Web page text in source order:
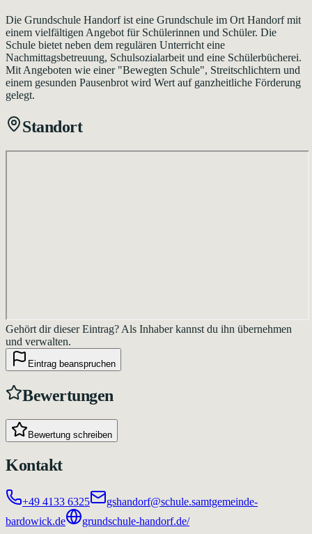
Die Grundschule Handorf ist eine Grundschule im Ort Handorf mit
einem vielfältigen Angebot für Schülerinnen und Schüler. Die
Schule bietet neben dem regulären Unterricht eine
Nachmittagsbetreuung, Schulsozialarbeit und eine Schülerbücherei.
Mit Angeboten wie einer "Bewegten Schule", Streitschlichtern und
einem gesunden Pausenbrot wird Wert auf ganzheitliche Förderung
gelegt.
Standort
Gehört dir dieser Eintrag? Als Inhaber kannst du ihn übernehmen
und verwalten.
Eintrag beanspruchen
Bewertungen
Bewertung schreiben
Kontakt
+49 4133 6325
gshandorf@schule.samtgemeinde-
bardowick.de
grundschule-handorf.de/